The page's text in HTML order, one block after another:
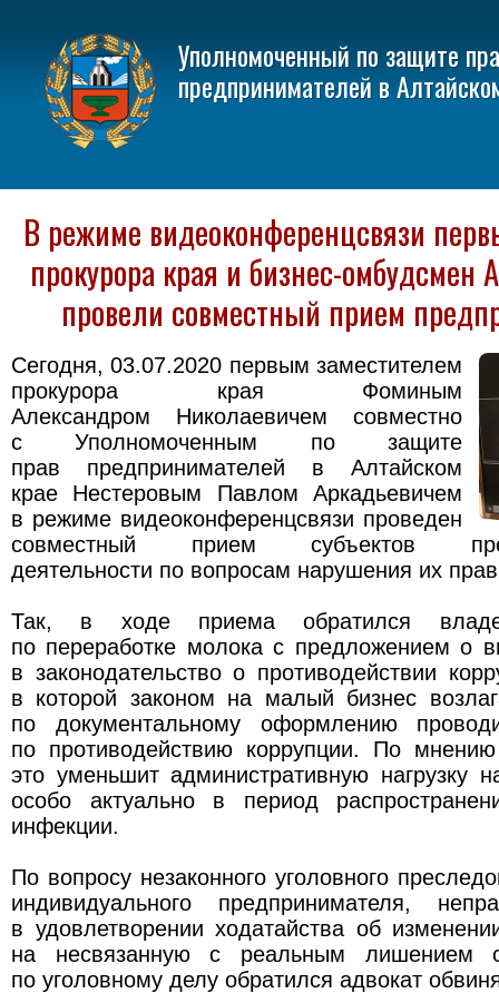
Уполномоченный по защите
предпринимателей в
В режиме видеоконференцсвязи
прокурора края и бизнес-омбудсмен
провели совместный прием
Сегодня, 03.07.2020 первым заместителем
прокурора края Фоминым
Александром Николаевичем совместно
с Уполномоченным по защите
прав предпринимателей в Алтайском
крае Нестеровым Павлом Аркадьевичем
в режиме видеоконференцсвязи проведен
совместный прием субъектов
деятельности по вопросам нарушения их
Так, в ходе приема обратился
по переработке молока с предложением о
в законодательство о противодействии
в которой законом на малый бизнес
по документальному оформлению
по противодействию коррупции. По
это уменьшит административную нагрузку
особо актуально в период
инфекции.
По вопросу незаконного уголовного
индивидуального предпринимателя,
в удовлетворении ходатайства об
на несвязанную с реальным лишением
по уголовному делу обратился адвокат